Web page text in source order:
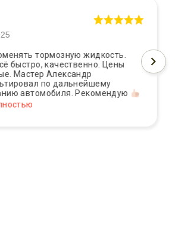
тормозную жидкость.
быстро, качественно. Цены
Мастер Александр
по дальнейшему
автомобиля. Рекомендую